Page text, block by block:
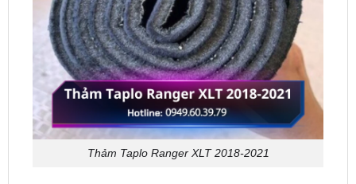
Thảm Taplo Ranger XLT 2018-2021
Dễ Dàng Lắp Đặt và Tháo Rời